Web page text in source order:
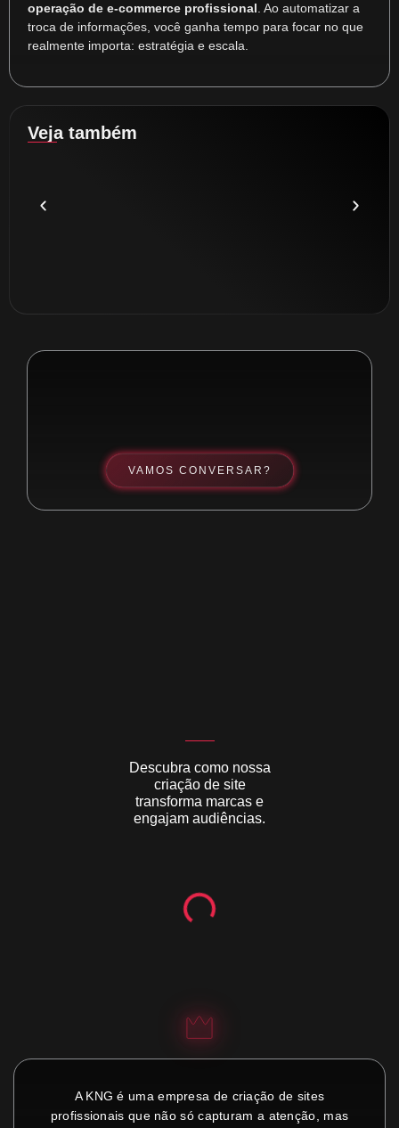
operação de e-commerce profissional. Ao automatizar a
troca de informações, você ganha tempo para focar no que
realmente importa: estratégia e escala.
Veja também
VAMOS CONVERSAR?
Descubra como nossa
criação de site
transforma marcas e
engajam audiências.
A KNG é uma empresa de criação de sites
profissionais que não só capturam a atenção, mas